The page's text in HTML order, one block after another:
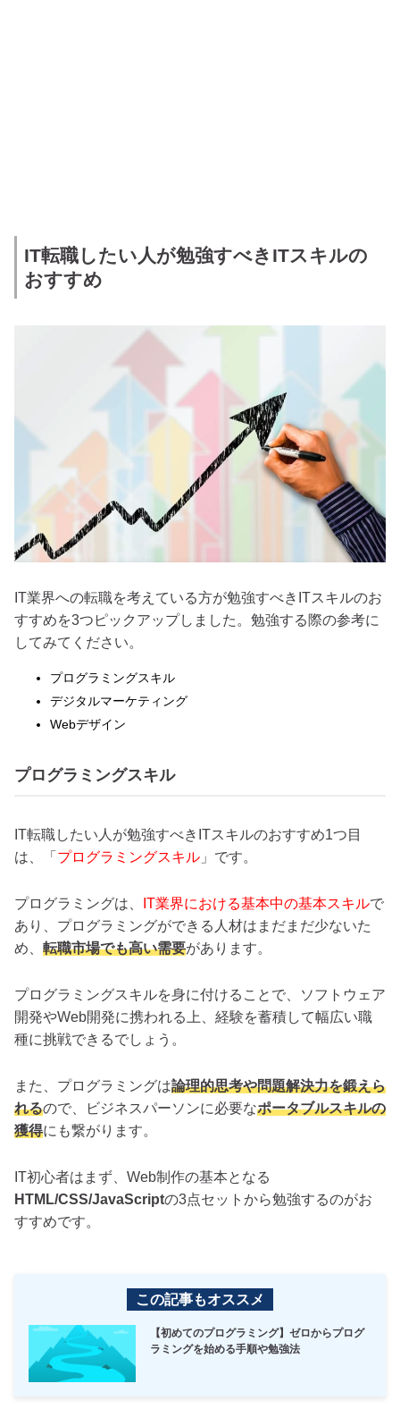
IT転職したい人が勉強すべきITスキルの
おすすめ
IT業界への転職を考えている方が勉強すべきITスキルのお
すすめを3つピックアップしました。勉強する際の参考に
してみてください。
プログラミングスキル
デジタルマーケティング
Webデザイン
プログラミングスキル
IT転職したい人が勉強すべきITスキルのおすすめ1つ目
は、「 プログラミングスキル 」です。
プログラミングは、 IT業界における基本中の基本スキルで
あり、プログラミングができる人材はまだまだ少ないた
め、 転職市場でも高い需要があります。
プログラミングスキルを身に付けることで、ソフトウェア
開発やWeb開発に携われる上、経験を蓄積して幅広い職
種に挑戦できるでしょう。
また、プログラミングは論理的思考や問題解決力を鍛えら
れるので、ビジネスパーソンに必要なポータブルスキルの
獲得にも繋がります。
IT初心者はまず、Web制作の基本となる
HTML/CSS/JavaScriptの3点セットから勉強するのがお
すすめです。
この記事もオススメ
【初めてのプログラミング】ゼロからプログ
ラミングを始める手順や勉強法